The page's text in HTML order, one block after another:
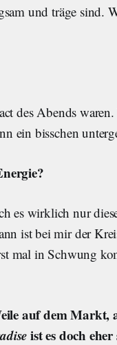
und träge sind.
des Abends
ein bisschen
es wirklich nur
ist bei mir der
mal in Schwung
auf dem Markt,
ist es doch